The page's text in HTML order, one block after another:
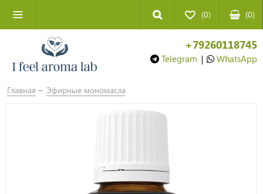
(0) (0)
+79260118745
Telegram | WhatsApp
Главная Эфирные мономасла